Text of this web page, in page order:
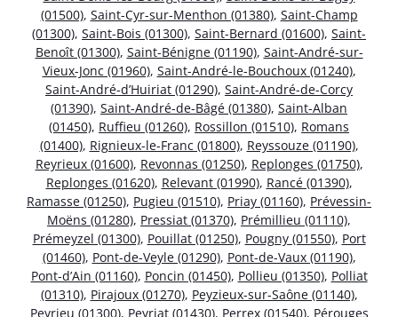
(01500), Saint-Cyr-sur-Menthon (01380), Saint-Champ
(01300), Saint-Bois (01300), Saint-Bernard (01600), Saint-
Benoît (01300), Saint-Bénigne (01190), Saint-André-sur-
Vieux-Jonc (01960), Saint-André-le-Bouchoux (01240),
Saint-André-d’Huiriat (01290), Saint-André-de-Corcy
(01390), Saint-André-de-Bâgé (01380), Saint-Alban
(01450), Ruffieu (01260), Rossillon (01510), Romans
(01400), Rignieux-le-Franc (01800), Reyssouze (01190),
Reyrieux (01600), Revonnas (01250), Replonges (01750),
Replonges (01620), Relevant (01990), Rancé (01390),
Ramasse (01250), Pugieu (01510), Priay (01160), Prévessin-
Moëns (01280), Pressiat (01370), Prémillieu (01110),
Prémeyzel (01300), Pouillat (01250), Pougny (01550), Port
(01460), Pont-de-Veyle (01290), Pont-de-Vaux (01190),
Pont-d’Ain (01160), Poncin (01450), Pollieu (01350), Polliat
(01310), Pirajoux (01270), Peyzieux-sur-Saône (01140),
Peyrieu (01300), Peyriat (01430), Perrex (01540), Pérouges